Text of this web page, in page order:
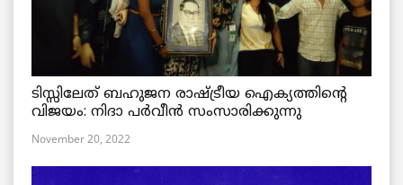
ടിസ്സിലേത് ബഹുജന രാഷ്ട്രീയ ഐക്യത്തിന്റെ
വിജയം: നിദാ പർവീൻ സംസാരിക്കുന്നു
November 20, 2022